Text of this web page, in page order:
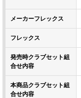
メーカーフレックス
フレックス
発売時クラブセット組
合せ内容
本商品クラブセット組
合せ内容